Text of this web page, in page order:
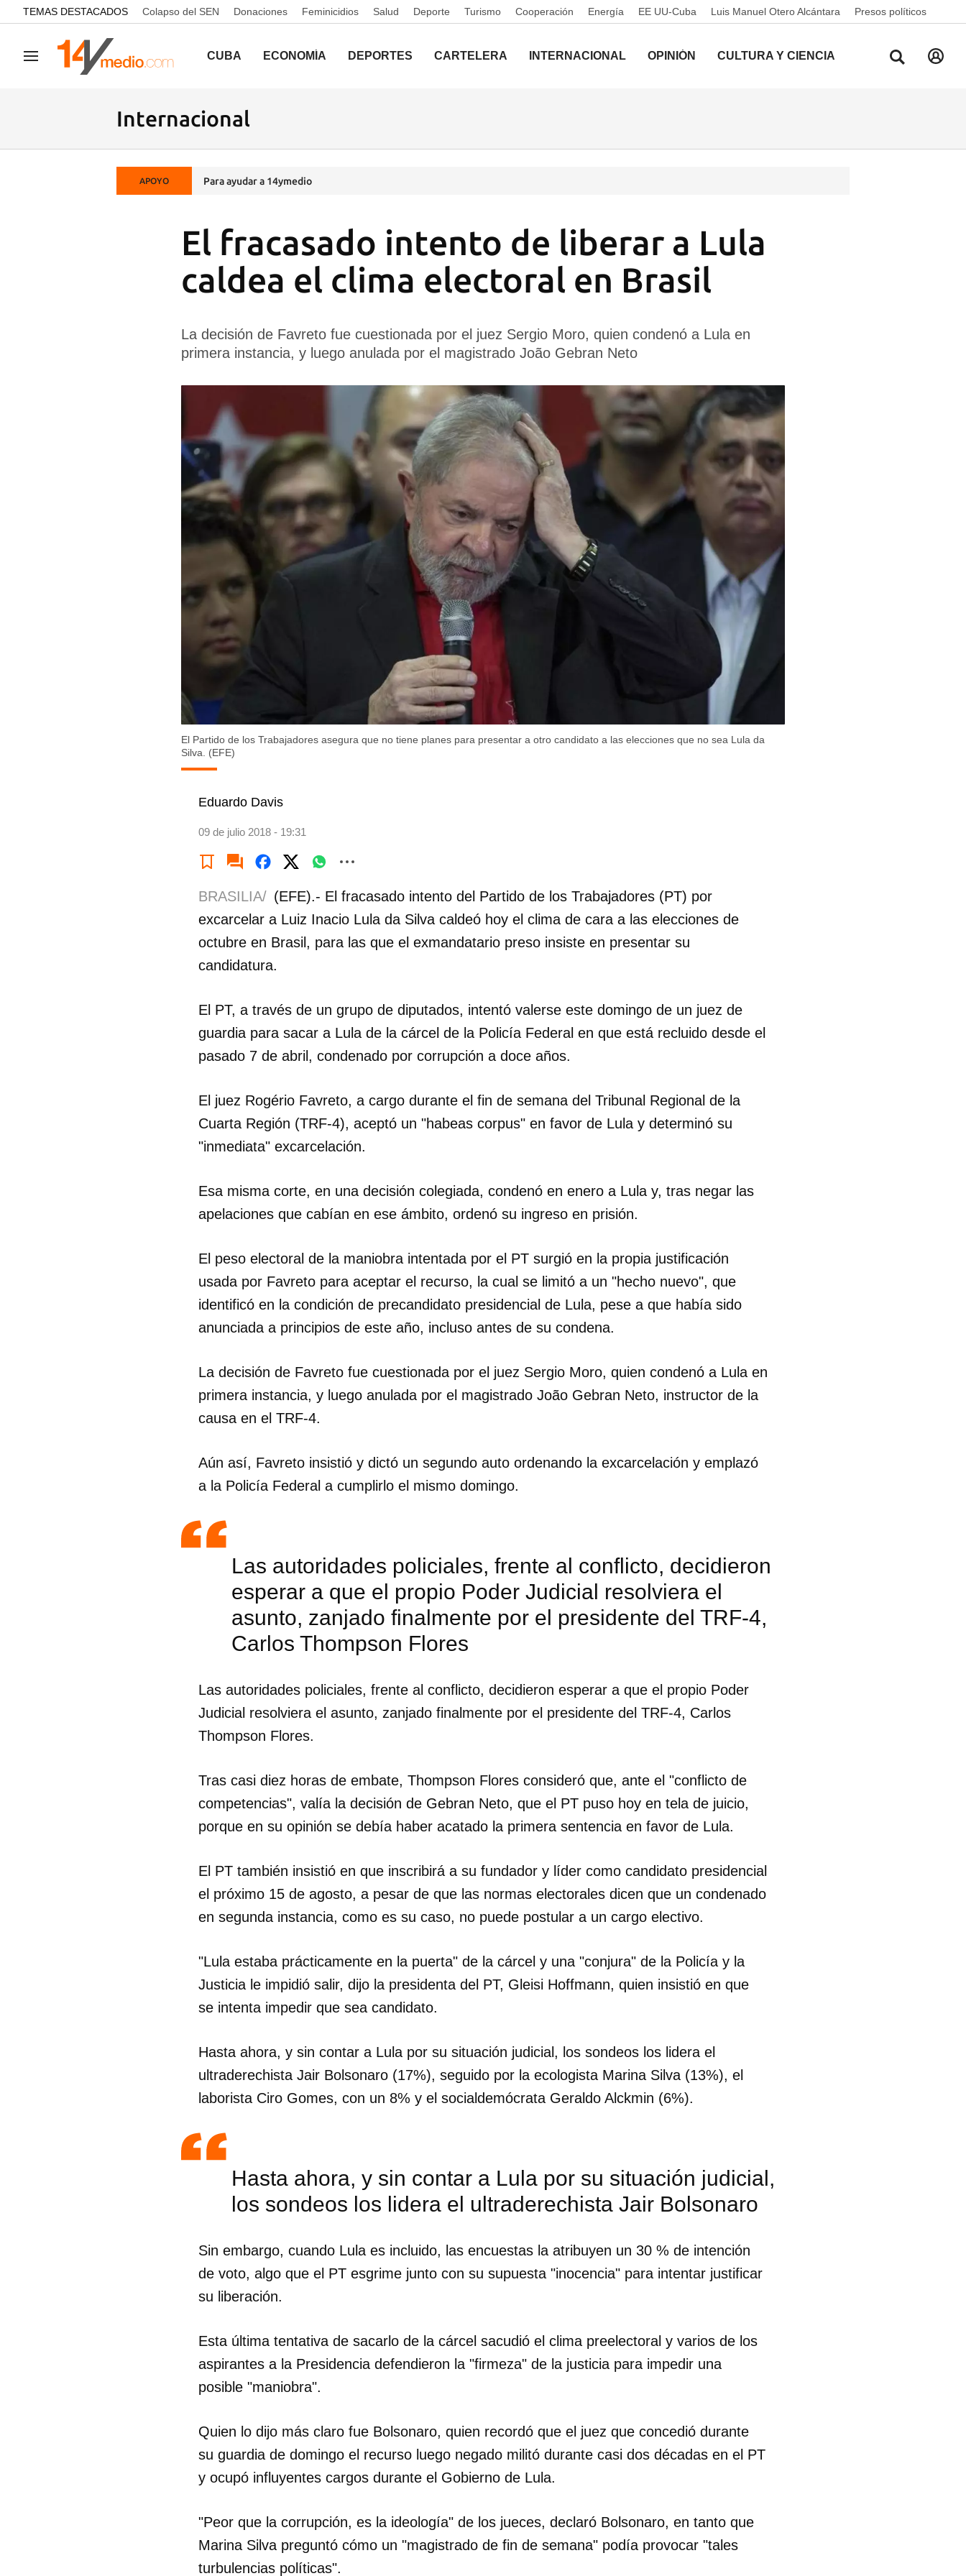
common.go-to-content
TEMAS DESTACADOS Colapso del SEN Donaciones Feminicidios Salud Deporte Turismo Cooperación Energía EE UU-Cuba Luis Manuel Otero Alcántara Presos políticos
Navegación CUBA ECONOMÍA DEPORTES CARTELERA INTERNACIONAL OPINIÓN CULTURA Y CIENCIA
Internacional
APOYO Para ayudar a 14ymedio
El fracasado intento de liberar a Lula
caldea el clima electoral en Brasil
La decisión de Favreto fue cuestionada por el juez Sergio Moro, quien condenó a Lula en
primera instancia, y luego anulada por el magistrado João Gebran Neto
El Partido de los Trabajadores asegura que no tiene planes para presentar a otro candidato a las elecciones que no sea Lula da
Silva. (EFE)
Eduardo Davis
09 de julio 2018 - 19:31
Guardar como favorito
Para poder guardar como favorito, primero has de iniciar sesión con tu
cuenta de 14ymedio.
INICIAR SESIÓN
BRASILIA/ (EFE).- El fracasado intento del Partido de los Trabajadores (PT) por
excarcelar a Luiz Inacio Lula da Silva caldeó hoy el clima de cara a las elecciones de
octubre en Brasil, para las que el exmandatario preso insiste en presentar su
candidatura.
El PT, a través de un grupo de diputados, intentó valerse este domingo de un juez de
guardia para sacar a Lula de la cárcel de la Policía Federal en que está recluido desde el
pasado 7 de abril, condenado por corrupción a doce años.
El juez Rogério Favreto, a cargo durante el fin de semana del Tribunal Regional de la
Cuarta Región (TRF-4), aceptó un "habeas corpus" en favor de Lula y determinó su
"inmediata" excarcelación.
Esa misma corte, en una decisión colegiada, condenó en enero a Lula y, tras negar las
apelaciones que cabían en ese ámbito, ordenó su ingreso en prisión.
El peso electoral de la maniobra intentada por el PT surgió en la propia justificación
usada por Favreto para aceptar el recurso, la cual se limitó a un "hecho nuevo", que
identificó en la condición de precandidato presidencial de Lula, pese a que había sido
anunciada a principios de este año, incluso antes de su condena.
La decisión de Favreto fue cuestionada por el juez Sergio Moro, quien condenó a Lula en
primera instancia, y luego anulada por el magistrado João Gebran Neto, instructor de la
causa en el TRF-4.
Aún así, Favreto insistió y dictó un segundo auto ordenando la excarcelación y emplazó
a la Policía Federal a cumplirlo el mismo domingo.
Las autoridades policiales, frente al conflicto, decidieron
esperar a que el propio Poder Judicial resolviera el
asunto, zanjado finalmente por el presidente del TRF-4,
Carlos Thompson Flores
Las autoridades policiales, frente al conflicto, decidieron esperar a que el propio Poder
Judicial resolviera el asunto, zanjado finalmente por el presidente del TRF-4, Carlos
Thompson Flores.
Tras casi diez horas de embate, Thompson Flores consideró que, ante el "conflicto de
competencias", valía la decisión de Gebran Neto, que el PT puso hoy en tela de juicio,
porque en su opinión se debía haber acatado la primera sentencia en favor de Lula.
El PT también insistió en que inscribirá a su fundador y líder como candidato presidencial
el próximo 15 de agosto, a pesar de que las normas electorales dicen que un condenado
en segunda instancia, como es su caso, no puede postular a un cargo electivo.
"Lula estaba prácticamente en la puerta" de la cárcel y una "conjura" de la Policía y la
Justicia le impidió salir, dijo la presidenta del PT, Gleisi Hoffmann, quien insistió en que
se intenta impedir que sea candidato.
Hasta ahora, y sin contar a Lula por su situación judicial, los sondeos los lidera el
ultraderechista Jair Bolsonaro (17%), seguido por la ecologista Marina Silva (13%), el
laborista Ciro Gomes, con un 8% y el socialdemócrata Geraldo Alckmin (6%).
Hasta ahora, y sin contar a Lula por su situación judicial,
los sondeos los lidera el ultraderechista Jair Bolsonaro
Sin embargo, cuando Lula es incluido, las encuestas la atribuyen un 30 % de intención
de voto, algo que el PT esgrime junto con su supuesta "inocencia" para intentar justificar
su liberación.
Esta última tentativa de sacarlo de la cárcel sacudió el clima preelectoral y varios de los
aspirantes a la Presidencia defendieron la "firmeza" de la justicia para impedir una
posible "maniobra".
Quien lo dijo más claro fue Bolsonaro, quien recordó que el juez que concedió durante
su guardia de domingo el recurso luego negado militó durante casi dos décadas en el PT
y ocupó influyentes cargos durante el Gobierno de Lula.
"Peor que la corrupción, es la ideología" de los jueces, declaró Bolsonaro, en tanto que
Marina Silva preguntó cómo un "magistrado de fin de semana" podía provocar "tales
turbulencias políticas".